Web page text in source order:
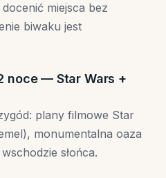
miejsca bez
biwaku jest
noce — Star Wars +
plany filmowe Star
monumentalna oaza
słońca.